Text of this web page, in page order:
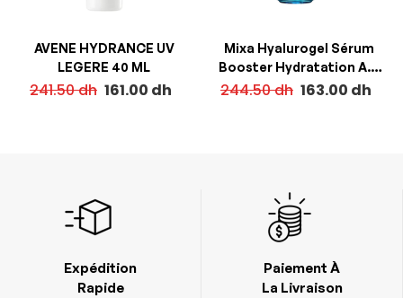
AVENE HYDRANCE UV
LEGERE 40 ML
241.50dh 161.00 dh
Mixa Hyalurogel Sérum
Booster Hydratation A.H
50ml
244.50dh 163.00 dh
Paiement À
La Livraison
Expédition
Rapide